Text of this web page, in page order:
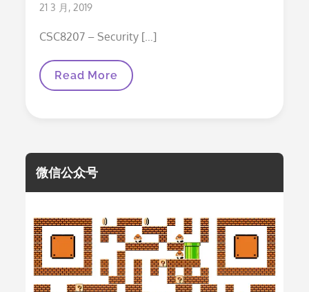
Posted
21 3 月, 2019
CSC8207 – Security […]
Blockchain
For
Read More
微信公众号